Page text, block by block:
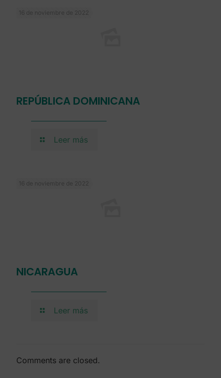
16 de noviembre de 2022
REPÚBLICA DOMINICANA
Leer más
16 de noviembre de 2022
NICARAGUA
Leer más
Comments are closed.